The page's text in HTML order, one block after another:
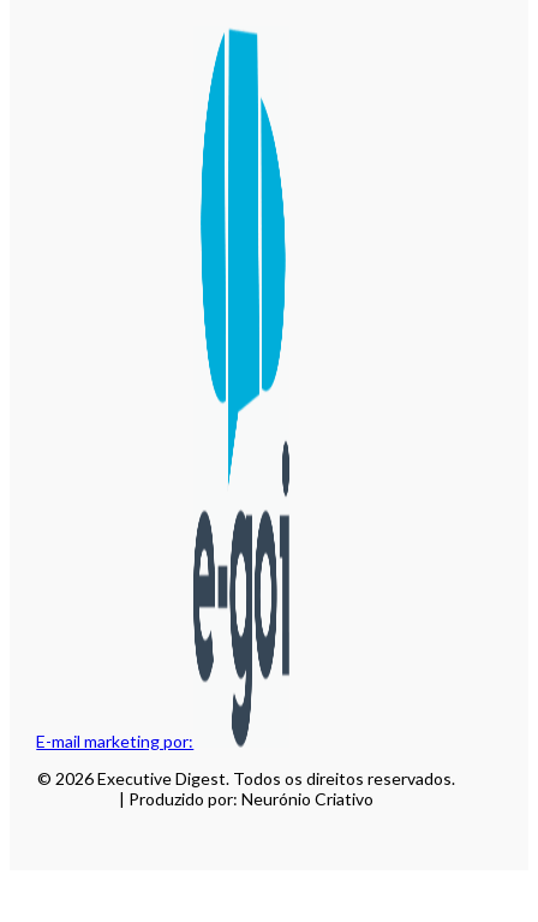
E-mail marketing por:
© 2026 Executive Digest. Todos os direitos reservados.
| Produzido por: Neurónio Criativo